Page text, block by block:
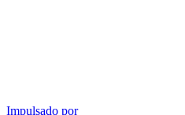
Impulsado por